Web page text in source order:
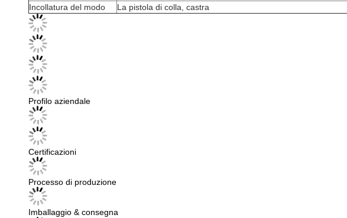
Incollatura del modo
La pistola di colla, castra
Profilo aziendale
Certificazioni
Processo di produzione
Imballaggio & consegna